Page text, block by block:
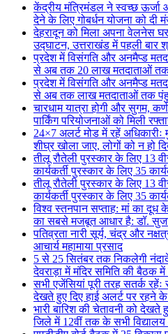
केंद्रीय मंत्रिमंडल ने स्वच्छ ऊर्जा
देने के लिए गोबर्धन योजना को दी
देहरादून को मिला अपना वेलनेस
उद्घाटन, उत्तराखंड में पहली बार
प्रदेश में विसंगति और अनमैप्ड
से अब तक 20 लाख मतदाताओं
प्रदेश में विसंगति और अनमैप्ड
से अब तक लाख मतदाताओं तक
चारधाम यात्रा होगी और सुगम,
पार्किंग परियोजनाओं को मिली
24×7 अलर्ट मोड में रहें
शीघ्र खोला जाए, लोगों को न हो
तीलू रौतेली पुरस्कार के लिए 13
कार्यकर्ती पुरस्कार के लिए 35
तीलू रौतेली पुरस्कार के लिए 13
कार्यकर्ती पुरस्कार के लिए 35
विश्व स्तनपान सप्ताह: मां का दूध
का सबसे मजबूत आधार है: डॉ.
पतिव्रता नारी सूर्य, चंद्र और
आचार्य महामाया प्रसाद
5 से 25 सितंबर तक निकलेगी
देवराड़ा में मंदिर समिति की बैठक
सभी एजेंसियां पूरी तरह सतर्क रहेंः
देखते हुए दिए हाई अलर्ट पर रहने के
भारी बारिश की चेतावनी को
जिले में 12वीं तक के सभी